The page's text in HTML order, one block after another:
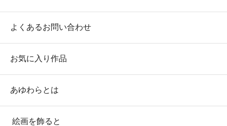
よくあるお問い合わせ
お気に入り作品
あゆわらとは
絵画を飾ると